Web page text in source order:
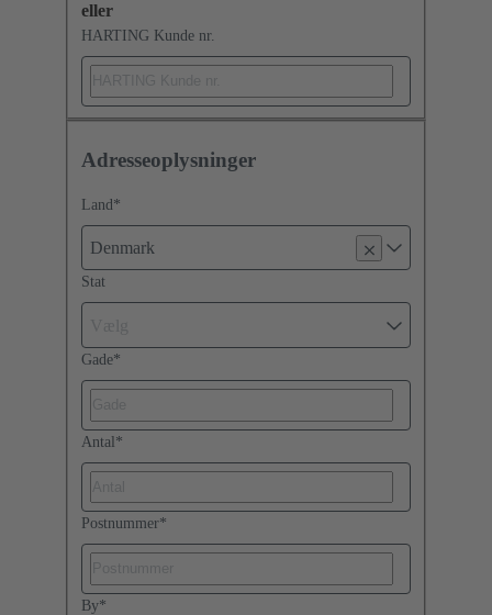
eller
HARTING Kunde nr.
Adresseoplysninger
Land *
Denmark
Stat
Gade*
Antal*
Postnummer*
By*